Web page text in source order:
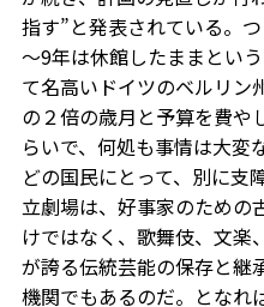
指す”と発表されている。
～9年は休館したままとい
て名高いドイツのベルリン
の２倍の歳月と予算を費や
らいで、何処も事情は大変
どの国民にとって、別に支
立劇場は、好事家のための
けではなく、歌舞伎、文楽
が誇る伝統芸能の保存と継
機関でもあるのだ。となれ